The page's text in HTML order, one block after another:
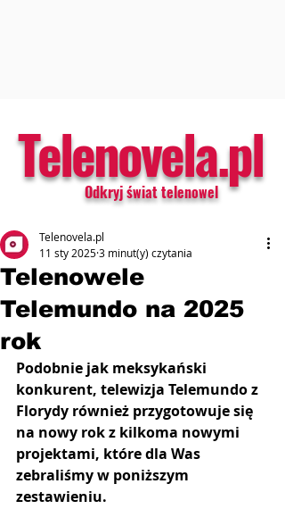
Telenovela.pl
Odkryj świat telenowel
Telenowele
Telemundo na 2025
rok
Telenovela.pl
11 sty 20253 minut(y) czytania
Podobnie jak meksykański
konkurent, telewizja Telemundo z
Florydy również przygotowuje się
na nowy rok z kilkoma nowymi
projektami, które dla Was
zebraliśmy w poniższym
zestawieniu.